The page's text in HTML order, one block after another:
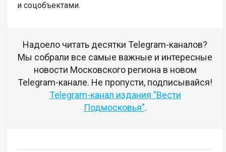
и соцобъектами.
Надоело читать десятки Telegram-каналов?
Мы собрали все самые важные и интересные
новости Московского региона в новом
Telegram-канале. Не пропусти, подписывайся!
Telegram-канал издания "Вести
Подмосковья".